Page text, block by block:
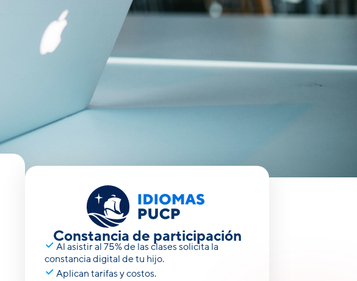
que preparan
Constancia de participación
Al asistir al 75% de las clases solicita la
constancia digital de tu hijo.
Aplican tarifas y costos.